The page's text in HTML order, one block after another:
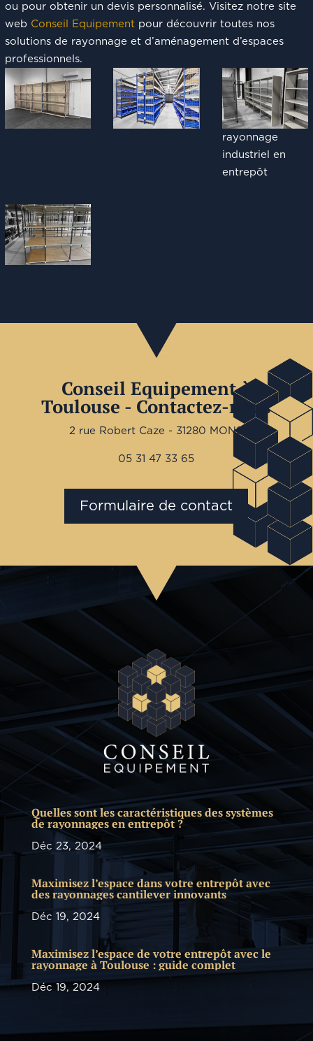
ou pour obtenir un devis personnalisé. Visitez notre site
web Conseil Equipementpour découvrir toutes nos
solutions de rayonnage et d’aménagement d’espaces
professionnels.
rayonnage
industriel en
entrepôt
Conseil Equipement à
Toulouse - Contactez-nous
2 rue Robert Caze - 31280 MONS
05 31 47 33 65
Formulaire de contact
Quelles sont les caractéristiques des systèmes
de rayonnages en entrepôt ?
Déc 23, 2024
Maximisez l’espace dans votre entrepôt avec
des rayonnages cantilever innovants
Déc 19, 2024
Maximisez l’espace de votre entrepôt avec le
rayonnage à Toulouse : guide complet
Déc 19, 2024